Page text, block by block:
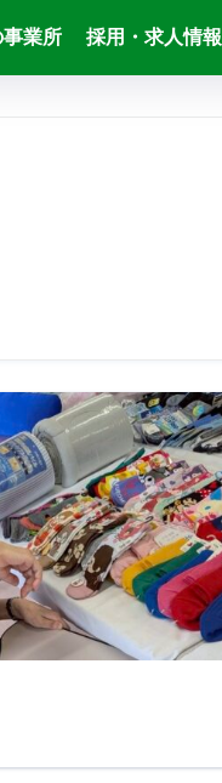
事業所 採用・求人情報